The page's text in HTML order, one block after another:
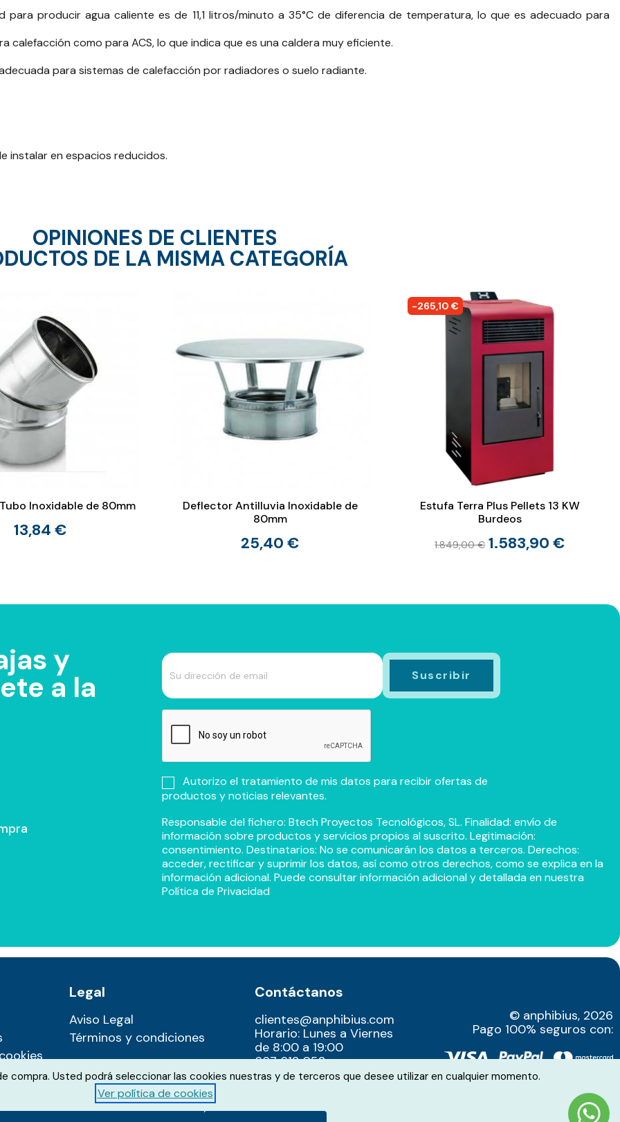
para producir agua caliente es de 11,1 litros/minuto a 35°C de diferencia de temperatura, lo que es adecuado para
calefacción como para ACS, lo que indica que es una caldera muy eficiente.
para sistemas de calefacción por radiadores o suelo radiante.
instalar en espacios reducidos.
OPINIONES DE CLIENTES
DE LA MISMA CATEGORÍA
Inoxidable de 80mm
13,84 €
Deflector Antilluvia Inoxidable de
80mm
25,40 €
-265,10 €
Estufa Terra Plus Pellets 13 KW
Burdeos
1.849,00 € 1.583,90 €
y
a la
Autorizo el tratamiento de mis datos para recibir ofertas de
productos y noticias relevantes.
Responsable del fichero: Btech Proyectos Tecnológicos, SL. Finalidad: envío de
información sobre productos y servicios propios al suscrito. Legitimación:
consentimiento. Destinatarios: No se comunicarán los datos a terceros. Derechos:
acceder, rectificar y suprimir los datos, así como otros derechos, como se explica en la
información adicional. Puede consultar información adicional y detallada en nuestra
Política de Privacidad
Legal
Aviso Legal
Términos y condiciones
Contáctanos
clientes@anphibius.com
Horario: Lunes a Viernes
de 8:00 a 19:00
667 612 052​
© anphibius, 2026
Pago 100% seguros con:
compra. Usted podrá seleccionar las cookies nuestras y de terceros que desee utilizar en cualquier momento.
Ver política de cookies